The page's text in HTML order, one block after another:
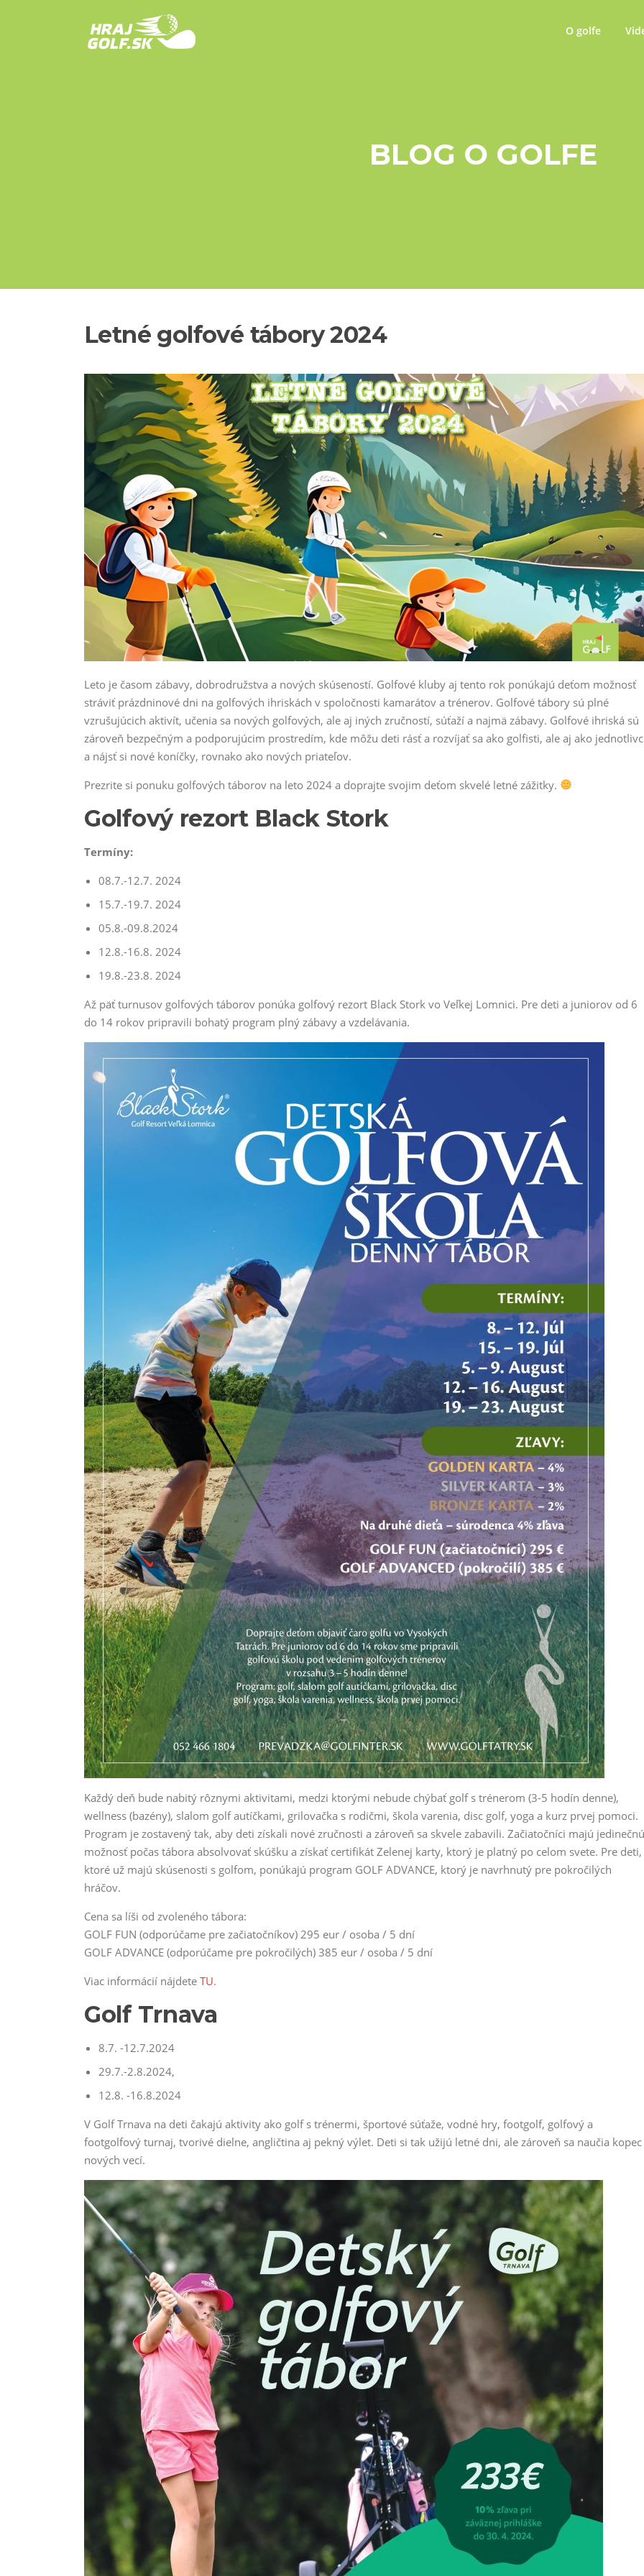
O golfe
BLOG O GOLFE
Letné golfové tábory 2024
Leto je časom zábavy, dobrodružstva a nových skúseností. Golfové kluby aj tento rok ponúkajú deťom možnosť
stráviť prázdninové dni na golfových ihriskách v spoločnosti kamarátov a trénerov. Golfové tábory sú plné
vzrušujúcich aktivít, učenia sa nových golfových, ale aj iných zručností, súťaží a najmä zábavy. Golfové ihriská sú
zároveň bezpečným a podporujúcim prostredím, kde môžu deti rásť a rozvíjať sa ako golfisti, ale aj ako
a nájsť si nové koníčky, rovnako ako nových priateľov.
Prezrite si ponuku golfových táborov na leto 2024 a doprajte svojim deťom skvelé letné zážitky.
Golfový rezort Black Stork
Termíny:
08.7.-12.7. 2024
15.7.-19.7. 2024
05.8.-09.8.2024
12.8.-16.8. 2024
19.8.-23.8. 2024
Až päť turnusov golfových táborov ponúka golfový rezort Black Stork vo Veľkej Lomnici. Pre deti a juniorov od 6
do 14 rokov pripravili bohatý program plný zábavy a vzdelávania.
Každý deň bude nabitý rôznymi aktivitami, medzi ktorými nebude chýbať golf s trénerom (3-5 hodín denne),
wellness (bazény), slalom golf autíčkami, grilovačka s rodičmi, škola varenia, disc golf, yoga a kurz prvej pomoci.
Program je zostavený tak, aby deti získali nové zručnosti a zároveň sa skvele zabavili. Začiatočníci majú jedinečnú
možnosť počas tábora absolvovať skúšku a získať certifikát Zelenej karty, ktorý je platný po celom svete. Pre deti,
ktoré už majú skúsenosti s golfom, ponúkajú program GOLF ADVANCE, ktorý je navrhnutý pre pokročilých
hráčov.
Cena sa líši od zvoleného tábora:
GOLF FUN (odporúčame pre začiatočníkov) 295 eur / osoba / 5 dní
GOLF ADVANCE (odporúčame pre pokročilých) 385 eur / osoba / 5 dní
Viac informácií nájdete TU.
Golf Trnava
8.7. -12.7.2024
29.7.-2.8.2024,
12.8. -16.8.2024
V Golf Trnava na deti čakajú aktivity ako golf s trénermi, športové súťaže, vodné hry, footgolf, golfový a
footgolfový turnaj, tvorivé dielne, angličtina aj pekný výlet. Deti si tak užijú letné dni, ale zároveň sa naučia kopec
nových vecí.